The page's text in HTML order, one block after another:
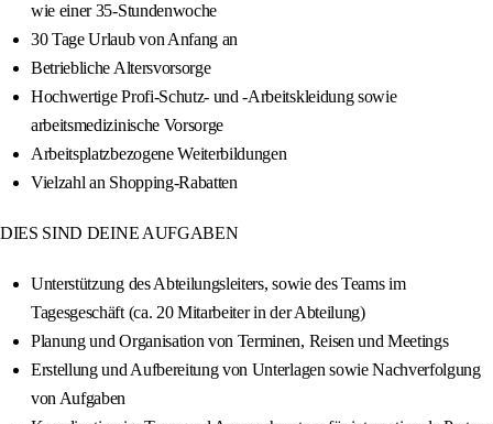
wie einer 35-Stundenwoche
30 Tage Urlaub von Anfang an
Betriebliche Altersvorsorge
Hochwertige Profi-Schutz- und -Arbeitskleidung sowie
arbeitsmedizinische Vorsorge
Arbeitsplatzbezogene Weiterbildungen
Vielzahl an Shopping-Rabatten
DIES SIND DEINE AUFGABEN
Unterstützung des Abteilungsleiters, sowie des Teams im
Tagesgeschäft (ca. 20 Mitarbeiter in der Abteilung)
Planung und Organisation von Terminen, Reisen und Meetings
Erstellung und Aufbereitung von Unterlagen sowie Nachverfolgung
von Aufgaben